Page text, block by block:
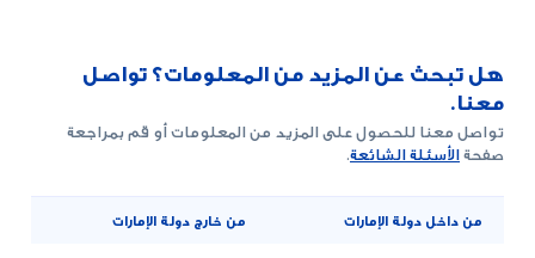
هل تبحث عن المزيد من المعلومات؟ تواصل
معنا.
تواصل معنا للحصول على المزيد من المعلومات أو قم بمراجعة
صفحةالأسئلة الشائعة.
من داخل دولة الإمارات من خارج دولة الإمارات